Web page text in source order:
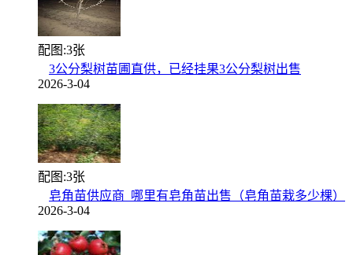
配图:3张
3公分梨树苗圃直供，已经挂果3公分梨树出售
2026-3-04
配图:3张
皂角苗供应商_哪里有皂角苗出售（皂角苗栽多少棵）
2026-3-04